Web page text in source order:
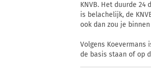
KNVB. Het duurde
is belachelijk, de
ook dan zou je
Volgens
de basis staan of op